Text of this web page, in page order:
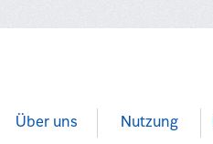
Über uns Nutzung